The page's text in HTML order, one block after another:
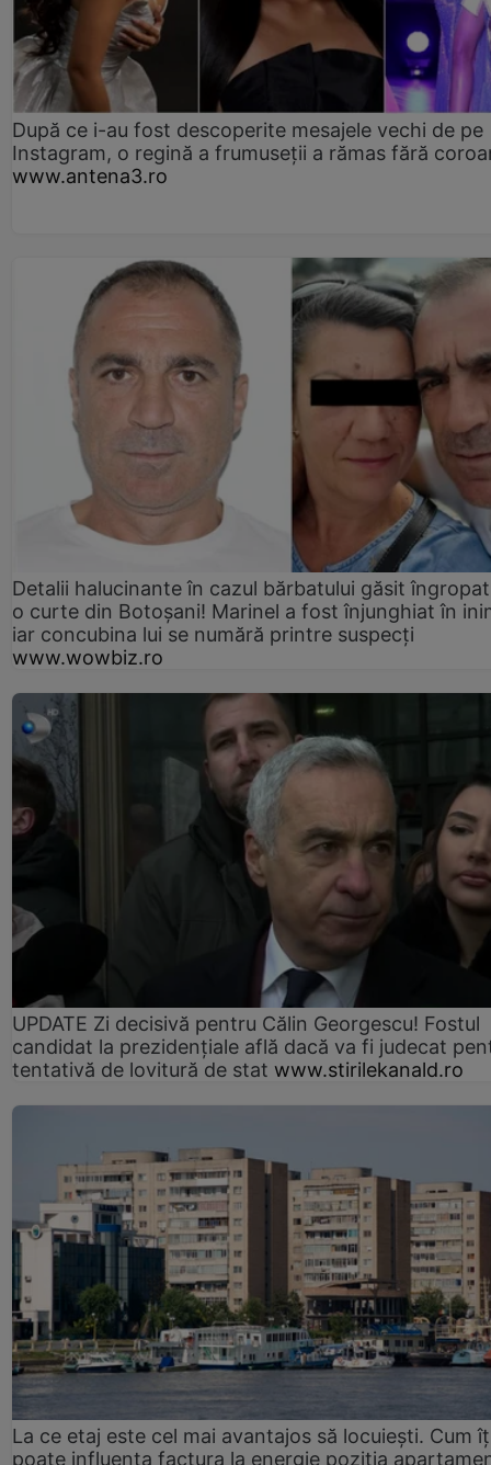
După ce i-au fost descoperite mesajele vechi de pe
Instagram, o regină a frumuseții a rămas fără
www.antena3.ro
Detalii halucinante în cazul bărbatului găsit
o curte din Botoșani! Marinel a fost înjunghiat în
iar concubina lui se numără printre suspecți
www.wowbiz.ro
UPDATE Zi decisivă pentru Călin Georgescu! Fostul
candidat la prezidențiale află dacă va fi judecat
tentativă de lovitură de stat www.stirilekanald.ro
La ce etaj este cel mai avantajos să locuiești. Cum
poate influența factura la energie poziția